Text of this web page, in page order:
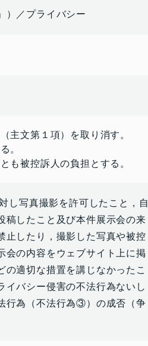
）／プライバシー
主文第１項）を取り消す。
。
も被控訴人の負担とする。
し写真撮影を許可したこと，自
稿したこと及び本件展示会の来
止したり，撮影した写真や被控
会の内容をウェブサイト上に掲
の適切な措置を講じなかったこ
イバシー侵害の不法行為ないし
行為（不法行為③）の成否（争